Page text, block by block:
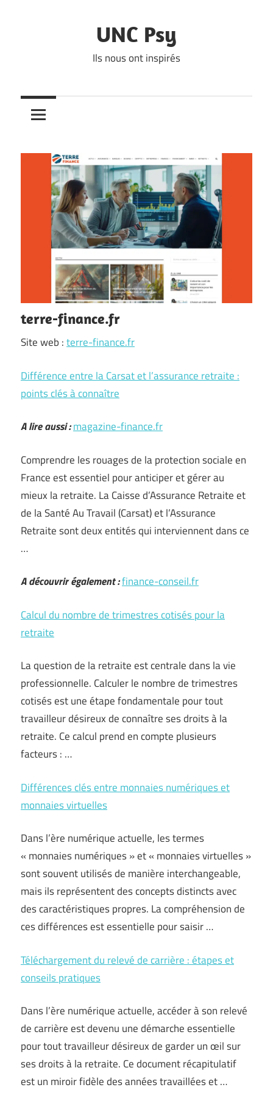
UNC Psy
Ils nous ont inspirés
terre-finance.fr
Site web :terre-finance.fr
Différence entre la Carsat et l’assurance retraite :
points clés à connaître
A lire aussi :magazine-finance.fr
Comprendre les rouages de la protection sociale en
France est essentiel pour anticiper et gérer au
mieux la retraite. La Caisse d’Assurance Retraite et
de la Santé Au Travail (Carsat) et l’Assurance
Retraite sont deux entités qui interviennent dans ce
…
A découvrir également :finance-conseil.fr
Calcul du nombre de trimestres cotisés pour la
retraite
La question de la retraite est centrale dans la vie
professionnelle. Calculer le nombre de trimestres
cotisés est une étape fondamentale pour tout
travailleur désireux de connaître ses droits à la
retraite. Ce calcul prend en compte plusieurs
facteurs : …
Différences clés entre monnaies numériques et
monnaies virtuelles
Dans l’ère numérique actuelle, les termes
« monnaies numériques » et « monnaies virtuelles »
sont souvent utilisés de manière interchangeable,
mais ils représentent des concepts distincts avec
des caractéristiques propres. La compréhension de
ces différences est essentielle pour saisir …
Téléchargement du relevé de carrière : étapes et
conseils pratiques
Dans l’ère numérique actuelle, accéder à son relevé
de carrière est devenu une démarche essentielle
pour tout travailleur désireux de garder un œil sur
ses droits à la retraite. Ce document récapitulatif
est un miroir fidèle des années travaillées et …